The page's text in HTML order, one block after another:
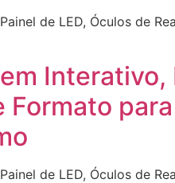
de LED, Óculos de
Interativo,
Formato
de LED, Óculos de